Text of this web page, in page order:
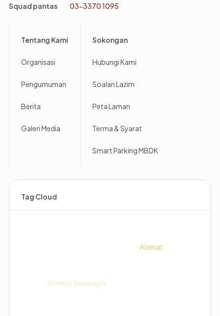
Squad pantas 03-3370 1095
Tentang Kami
Organisasi
Pengumuman
Berita
Galeri Media
Sokongan
Hubungi Kami
Soalan Lazim
Peta Laman
Terma & Syarat
Smart Parking MBDK
Tag Cloud